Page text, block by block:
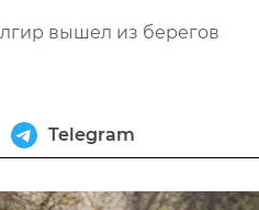
вышел из берегов
Telegram